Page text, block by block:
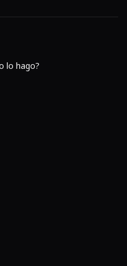
distintos rollos de
y blanco/negro durante
previamente cargados
en fotografía de estudio
del sistema Kiev medio
lo hago?